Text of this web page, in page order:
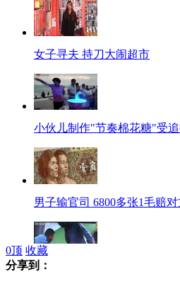
女子寻夫 持刀大闹超市
小伙儿制作"节奏棉花糖"受
男子输官司 6800多张1毛赔
0顶 收藏
分享到：